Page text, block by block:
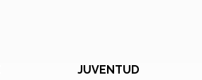
JUVENTUD